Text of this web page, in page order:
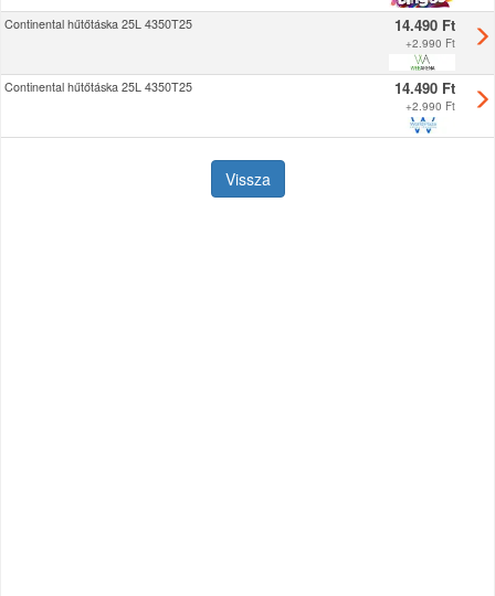
Continental hűtőtáska 25L 4350T25 14.490 Ft
+2.990 Ft
Continental hűtőtáska 25L 4350T25 14.490 Ft
+2.990 Ft
Vissza